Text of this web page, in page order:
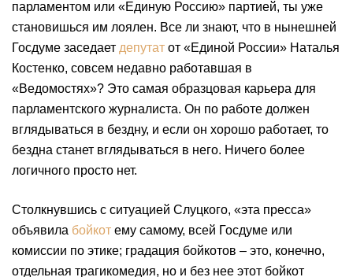
парламентом или «Единую Россию» партией, ты уже
становишься им лоялен. Все ли знают, что в нынешней
Госдуме заседает депутат от «Единой России» Наталья
Костенко, совсем недавно работавшая в
«Ведомостях»? Это самая образцовая карьера для
парламентского журналиста. Он по работе должен
вглядываться в бездну, и если он хорошо работает, то
бездна станет вглядываться в него. Ничего более
логичного просто нет.
Столкнувшись с ситуацией Слуцкого, «эта пресса»
объявила бойкот ему самому, всей Госдуме или
комиссии по этике; градация бойкотов – это, конечно,
отдельная трагикомедия, но и без нее этот бойкот